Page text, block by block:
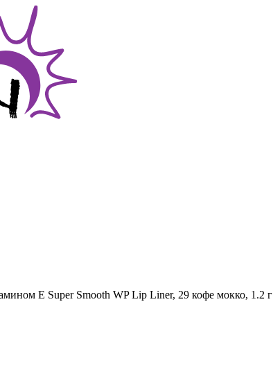
Е Super Smooth WP Lip Liner, 29 кофе мокко, 1.2 г